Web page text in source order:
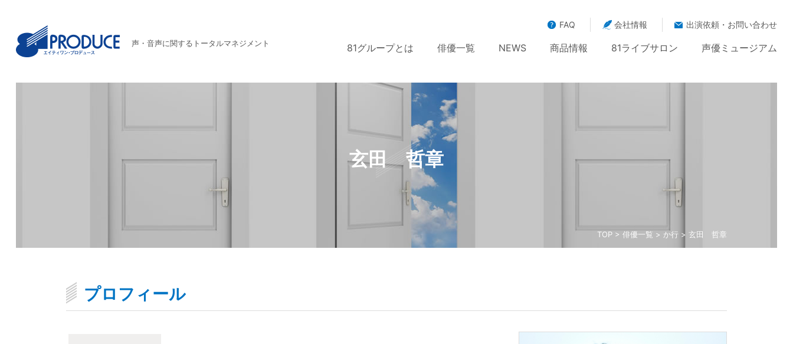
声・音声に関するトータルマネジメント
FAQ 会社情報 出演依頼・お問い合わせ
81グループとは 俳優一覧 NEWS 商品情報 81ライブサロン 声優ミュージアム
TOP> 俳優一覧 > か行> 玄田 哲章
玄田 哲章
プロフィール